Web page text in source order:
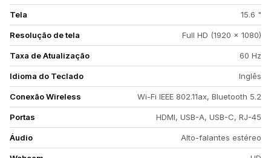
Tela 15.6 "
Resolução de tela Full HD (1920 x 1080)
Taxa de Atualização 60 Hz
Idioma do Teclado Inglês
Conexão Wireless Wi-Fi IEEE 802.11ax, Bluetooth 5.2
Portas HDMI, USB-A, USB-C, RJ-45
Áudio Alto-falantes estéreo